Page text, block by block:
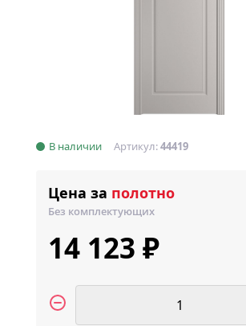
В наличии Артикул:44419
Цена за полотно
Без комплектующих
14 123 ₽